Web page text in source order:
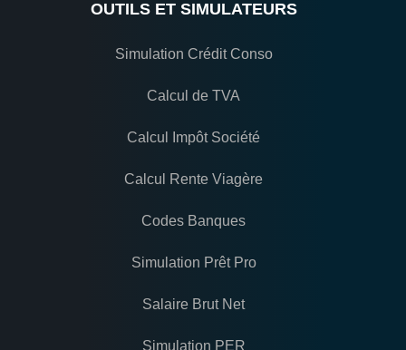
OUTILS ET SIMULATEURS
Simulation Crédit Conso
Calcul de TVA
Calcul Impôt Société
Calcul Rente Viagère
Codes Banques
Simulation Prêt Pro
Salaire Brut Net
Simulation PER